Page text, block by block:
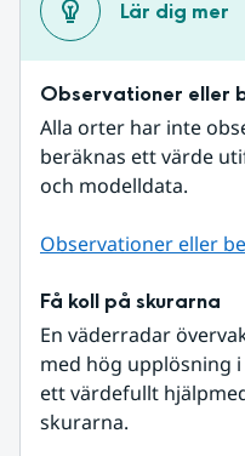
Lär dig mer
Observationer eller
Alla orter har inte
beräknas ett värde
och modelldata.
Observationer eller
Få koll på skurarna
En väderradar
med hög upplösning
ett värdefullt
skurarna.